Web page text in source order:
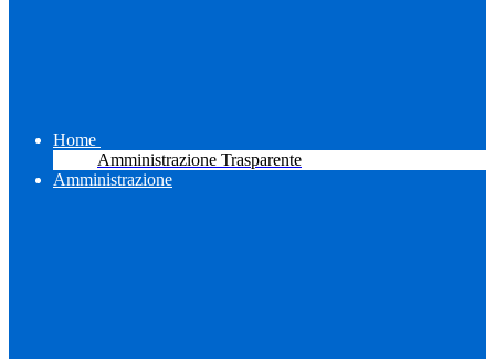
Home
Amministrazione Trasparente
Amministrazione